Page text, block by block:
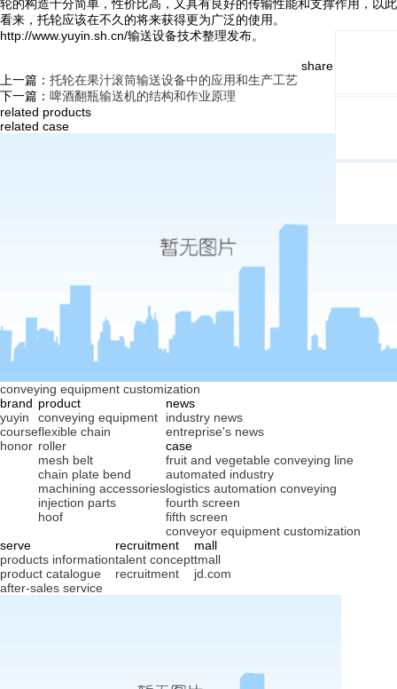
轮的构造十分简单，性价比高，又具有良好的传输性能和支撑作用，以此
看来，托轮应该在不久的将来获得更为广泛的使用。
http://www.yuyin.sh.cn/输送设备技术整理发布。
share and follow:
上一篇： 托轮在果汁滚筒输送设备中的应用和生产工艺
下一篇： 啤酒翻瓶输送机的结构和作业原理
related products
related case
conveying equipment customization
brand
yuyin
course
honor
product
conveying equipment
flexible chain
roller
mesh belt
chain plate bend
machining accessories
injection parts
hoof
news
industry news
entreprise's news
case
fruit and vegetable conveying line
automated industry
logistics automation conveying
fourth screen
fifth screen
conveyor equipment customization
serve
products information
product catalogue
after-sales service
recruitment
talent concept
recruitment
mall
tmall
jd.com